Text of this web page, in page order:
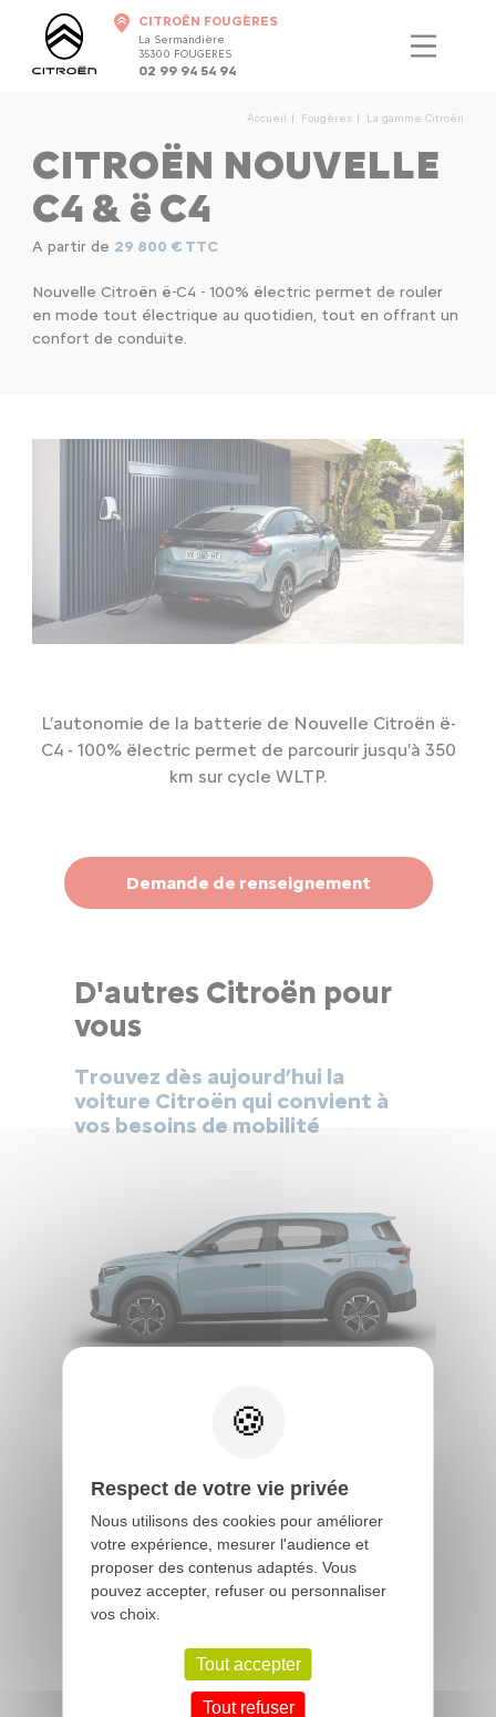
CITROËN FOUGÈRES
La Sermandière
35300 FOUGERES
02 99 94 54 94
Accueil Fougères La gamme Citroën
CITROËN NOUVELLE
C4 & ë C4
A partir de 29 800 € TTC
Nouvelle Citroën ë-C4 - 100% ëlectric permet de rouler
en mode tout électrique au quotidien, tout en offrant un
confort de conduite.
L’autonomie de la batterie de Nouvelle Citroën ë-
C4 - 100% ëlectric permet de parcourir jusqu'à 350
km sur cycle WLTP.
Demande de renseignement
D'autres Citroën pour
vous
Trouvez dès aujourd’hui la
voiture Citroën qui convient à
vos besoins de mobilité
NOUVEAU C3 AIRCROSS
A partir de15 990 € TTC
Respect de votre vie privée
Nous utilisons des cookies pour améliorer
votre expérience, mesurer l'audience et
proposer des contenus adaptés. Vous
pouvez accepter, refuser ou personnaliser
vos choix.
Tout accepter
Tout refuser